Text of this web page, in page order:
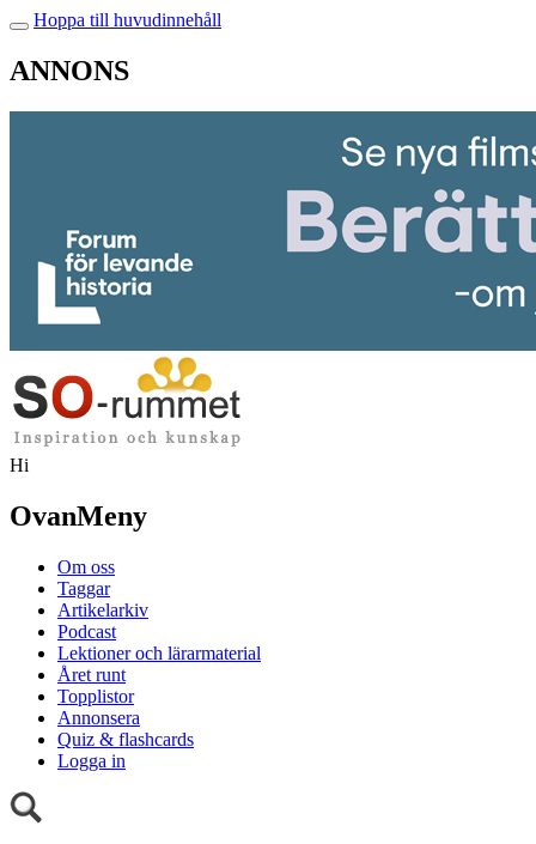
Hoppa till huvudinnehåll
ANNONS
Hi
OvanMeny
Om oss
Taggar
Artikelarkiv
Podcast
Lektioner och lärarmaterial
Året runt
Topplistor
Annonsera
Quiz & flashcards
Logga in